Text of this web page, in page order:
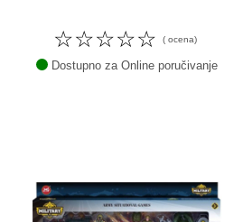
☆
☆
☆
☆
☆ ( ocena)
Dostupno za Online poručivanje